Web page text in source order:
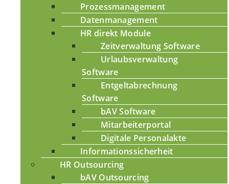
Prozessmanagement
Datenmanagement
HR direkt Module
Zeitverwaltung Software
Urlaubsverwaltung
Software
Entgeltabrechnung
Software
bAV Software
Mitarbeiterportal
Digitale Personalakte
Informationssicherheit
HR Outsourcing
bAV Outsourcing